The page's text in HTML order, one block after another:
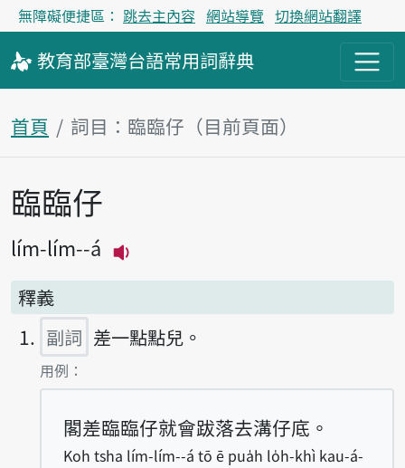
無障礙便捷區： 跳去主內容 網站導覽 切換網站翻譯
教育部臺灣台語常用詞辭典
首頁 詞目：臨臨仔（目前頁面）
主內容區塊
臨臨仔
lím-lím--á
釋義
副詞 差一點點兒。
第1項釋義的
用例：
閣差臨臨仔就會跋落去溝仔底。
Koh tsha lím-lím--á tō ē pua̍h lo̍h-khì kau-á-